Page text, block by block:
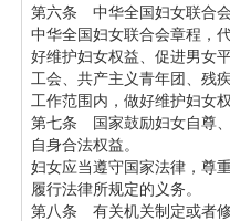
第六条 中华全国妇女联合
中华全国妇女联合会章程，
好维护妇女权益、促进男女
工会、共产主义青年团、残
工作范围内，做好维护妇女
第七条 国家鼓励妇女自尊
自身合法权益。
妇女应当遵守国家法律，尊
履行法律所规定的义务。
第八条 有关机关制定或者